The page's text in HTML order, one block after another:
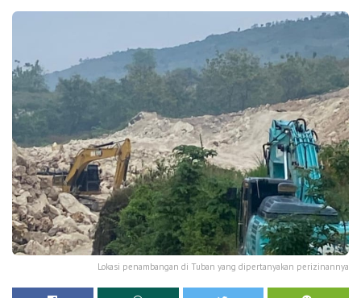
Lokasi penambangan di Tuban yang dipertanyakan perizinannya